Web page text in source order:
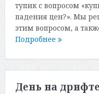
тупик с вопросом
падения цен?». Мы
этим вопросом, а
Подробнее
День на дрифте